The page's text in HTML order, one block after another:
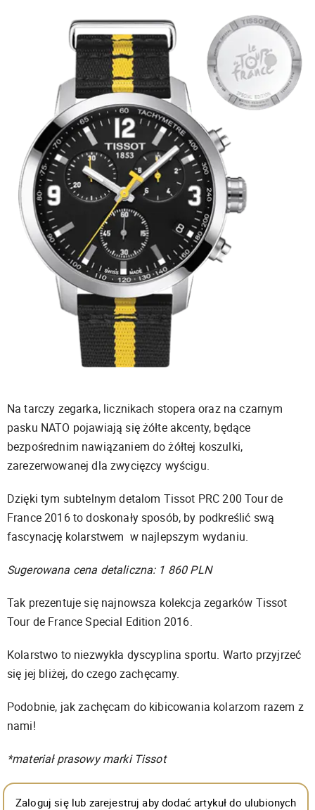
Na tarczy zegarka, licznikach stopera oraz na czarnym
pasku NATO pojawiają się żółte akcenty, będące
bezpośrednim nawiązaniem do żółtej koszulki,
zarezerwowanej dla zwycięzcy wyścigu.
Dzięki tym subtelnym detalom Tissot PRC 200 Tour de
France 2016 to doskonały sposób, by podkreślić swą
fascynację kolarstwem w najlepszym wydaniu.
Sugerowana cena detaliczna: 1 860 PLN
Tak prezentuje się najnowsza kolekcja zegarków Tissot
Tour de France Special Edition 2016.
Kolarstwo to niezwykła dyscyplina sportu. Warto przyjrzeć
się jej bliżej, do czego zachęcamy.
Podobnie, jak zachęcam do kibicowania kolarzom razem z
nami!
*materiał prasowy marki Tissot
Zaloguj się lub zarejestruj aby dodać artykuł do ulubionych